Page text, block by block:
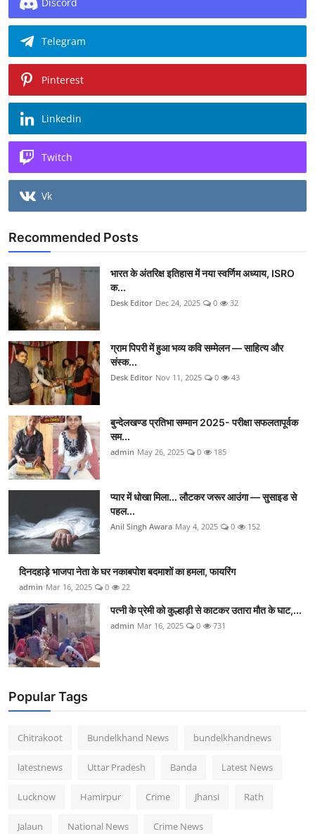
Telegram
Pinterest
Linkedin
Twitch
Vk
Recommended Posts
भारत के अंतरिक्ष इतिहास में नया स्वर्णिम अध्याय, ISRO
क...
Desk Editor Dec 24, 2025 0 32
ग्राम पिपरी में हुआ भव्य कवि सम्मेलन — साहित्य और
संस्क...
Desk Editor Nov 11, 2025 0 43
बुन्देलखण्ड प्रतिभा सम्मान 2025- परीक्षा सफलतापूर्वक
सम...
admin May 26, 2025 0 185
प्यार में धोखा मिला... लौटकर जरूर आउंगा — सुसाइड से
पहल...
Anil Singh Awara May 4, 2025 0 152
दिनदहाड़े भाजपा नेता के घर नकाबपोश बदमाशों का हमला, फायरिंग
admin Mar 16, 2025 0 22
पत्नी के प्रेमी को कुल्हाड़ी से काटकर उतारा मौत के घाट,...
admin Mar 16, 2025 0 731
Popular Tags
Chitrakoot Bundelkhand News bundelkhandnews
latestnews Uttar Pradesh Banda Latest News
Lucknow Hamirpur Crime Jhansi Rath
Jalaun National News Crime News